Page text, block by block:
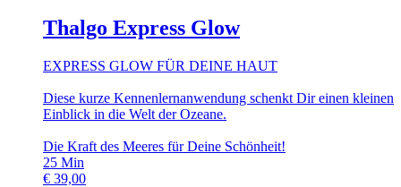
Thalgo Express Glow
EXPRESS GLOW FÜR DEINE HAUT
Diese kurze Kennenlernanwendung schenkt Dir einen kleinen
Einblick in die Welt der Ozeane.
Die Kraft des Meeres für Deine Schönheit!
25 Min
€ 39,00